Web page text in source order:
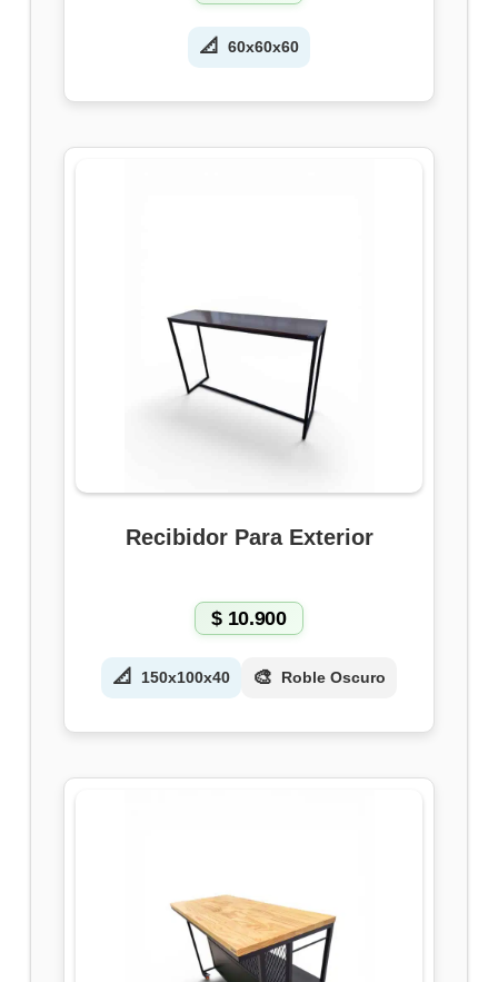
📐 60x60x60
Recibidor Para Exterior
$10.900
📐 150x100x40 🎨 Roble Oscuro